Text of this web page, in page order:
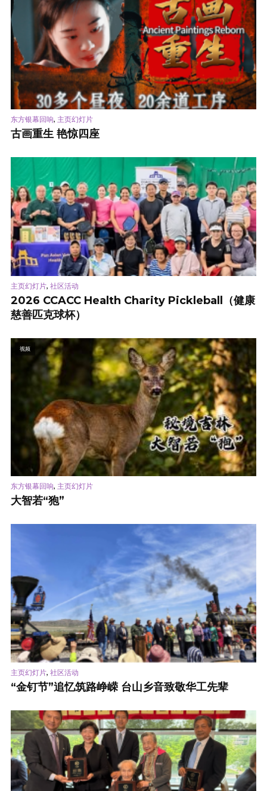
东方银幕回响, 主页幻灯片
古画重生 艳惊四座
主页幻灯片, 社区活动
2026 CCACC Health Charity Pickleball（健康
慈善匹克球杯）
视频
东方银幕回响, 主页幻灯片
大智若“狍”
主页幻灯片, 社区活动
“金钉节”追忆筑路峥嵘 台山乡音致敬华工先辈